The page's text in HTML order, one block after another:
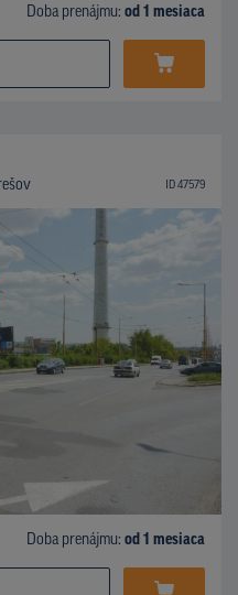
Doba prenájmu: od 1 mesiaca
ID 47579
Doba prenájmu: od 1 mesiaca